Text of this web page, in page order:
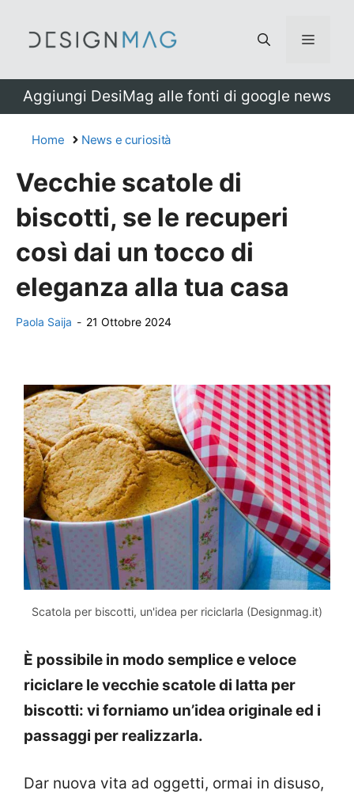
Menu
Aggiungi DesiMag alle fonti di google news
Home News e curiosità
Vecchie scatole di
biscotti, se le recuperi
così dai un tocco di
eleganza alla tua casa
Paola Saija - 21 Ottobre 2024
Scatola per biscotti, un'idea per riciclarla (Designmag.it)
È possibile in modo semplice e veloce
riciclare le vecchie scatole di latta per
biscotti: vi forniamo un’idea originale ed i
passaggi per realizzarla.
Dar nuova vita ad oggetti, ormai in disuso,